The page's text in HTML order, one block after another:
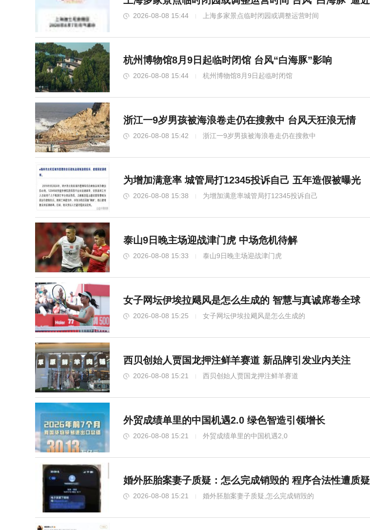
2026-08-08 15:44 上海多家景点临时闭园或调整运营时间
杭州博物馆8月9日起临时闭馆 台风“白海豚”影响
2026-08-08 15:44 杭州博物馆8月9日起临时闭馆
浙江一9岁男孩被海浪卷走仍在搜救中 台风天狂浪无情
2026-08-08 15:42 浙江一9岁男孩被海浪卷走仍在搜救中
为增加满意率 城管局打12345投诉自己 五年造假被曝光
2026-08-08 15:38 为增加满意率城管局打12345投诉自己
泰山9日晚主场迎战津门虎 中场危机待解
2026-08-08 15:33 泰山9日晚主场迎战津门虎
女子网坛伊埃拉飓风是怎么生成的 智慧与真诚席卷全球
2026-08-08 15:25 女子网坛伊埃拉飓风是怎么生成的
西贝创始人贾国龙押注鲜羊赛道 新品牌引发业内关注
2026-08-08 15:21 西贝创始人贾国龙押注鲜羊赛道
外贸成绩单里的中国机遇2.0 绿色智造引领增长
2026-08-08 15:21 外贸成绩单里的中国机遇2,0
婚外胚胎案妻子质疑：怎么完成销毁的 程序合法性遭质疑
2026-08-08 15:21 婚外胚胎案妻子质疑,怎么完成销毁的